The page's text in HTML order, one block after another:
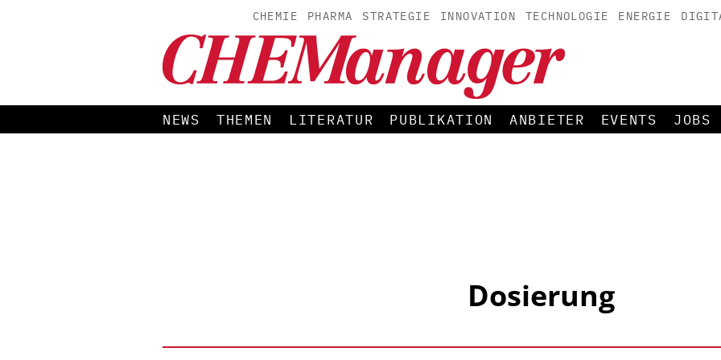
CHEMIE PHARMA STRATEGIE INNOVATION TECHNOLOGIE ENERGIE
NEWS THEMEN LITERATUR PUBLIKATION ANBIETER EVENTS JOBS
Dosierung